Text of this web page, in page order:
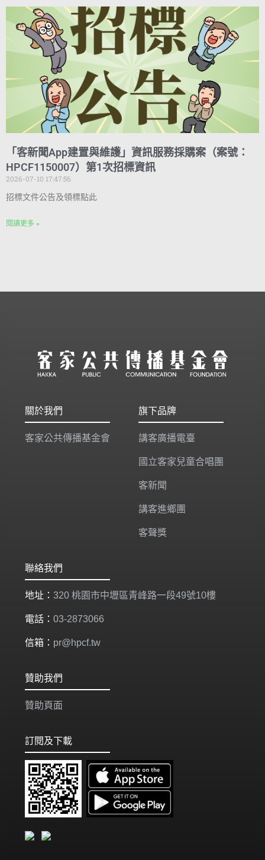
「客新聞App建置與維護」資訊服務採購案（案號：
HPCF1150007）第1次招標資訊
2026-07-10 17:47:56
招標文件公告及領標點此
閱讀更多 »
關於我們
客家公共傳播基金會
旗下品牌
講客廣播電臺
國立客家兒童合唱團
客新聞
講客進鄉團
客聲獎
聯絡我們
地址： 320 桃園市中壢區青峰路一段49號10樓
電話： 03-2873066
信箱： pr@hpcf.tw
贊助我們
贊助頁面
訂閱及下載